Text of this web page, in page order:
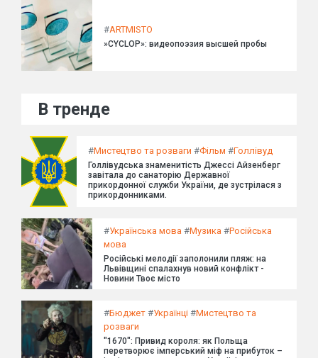
#ARTMISTO
»CYCLOP»: видеопоэзия высшей пробы
В тренде
#Мистецтво та розваги #Фільм #Голлівуд
Голлівудська знаменитість Джессі Айзенберг
завітала до санаторію Державної
прикордонної служби України, де зустрілася з
прикордонниками.
#Українська мова #Музика #Російська
мова
Російські мелодії заполонили пляж: на
Львівщині спалахнув новий конфлікт -
Новини Твоє місто
#Бюджет #Українці #Мистецтво та
розваги
"1670": Привид короля: як Польща
перетворює імперський міф на прибуток –